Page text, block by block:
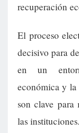
recuperación
El proceso
decisivo para
en un
económica y
son clave
las instituciones.